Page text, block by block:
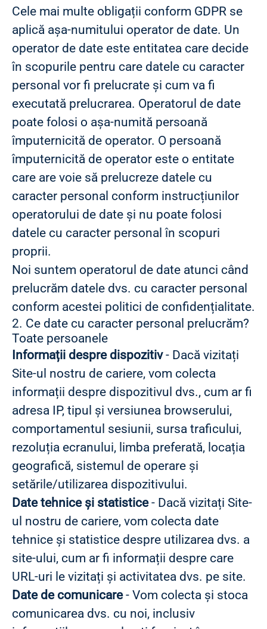
Cele mai multe obligații conform GDPR se
aplică așa-numitului operator de date. Un
operator de date este entitatea care decide
în scopurile pentru care datele cu caracter
personal vor fi prelucrate și cum va fi
executată prelucrarea. Operatorul de date
poate folosi o așa-numită persoană
împuternicită de operator. O persoană
împuternicită de operator este o entitate
care are voie să prelucreze datele cu
caracter personal conform instrucțiunilor
operatorului de date și nu poate folosi
datele cu caracter personal în scopuri
proprii.
Noi suntem operatorul de date atunci când
prelucrăm datele dvs. cu caracter personal
conform acestei politici de confidențialitate.
2. Ce date cu caracter personal prelucrăm?
Toate persoanele
Informații despre dispozitiv- Dacă vizitați
Site-ul nostru de cariere, vom colecta
informații despre dispozitivul dvs., cum ar fi
adresa IP, tipul și versiunea browserului,
comportamentul sesiunii, sursa traficului,
rezoluția ecranului, limba preferată, locația
geografică, sistemul de operare și
setările/utilizarea dispozitivului.
Date tehnice și statistice- Dacă vizitați Site-
ul nostru de cariere, vom colecta date
tehnice și statistice despre utilizarea dvs. a
site-ului, cum ar fi informații despre care
URL-uri le vizitați și activitatea dvs. pe site.
Date de comunicare- Vom colecta și stoca
comunicarea dvs. cu noi, inclusiv